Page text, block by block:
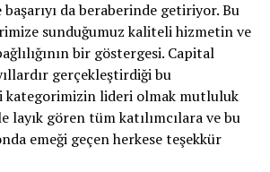
da beraberinde getiriyor. Bu
sunduğumuz kaliteli hizmetin ve
bir göstergesi. Capital
gerçekleştirdiği bu
kategorimizin lideri olmak mutluluk
layık gören tüm katılımcılara ve bu
emeği geçen herkese teşekkür